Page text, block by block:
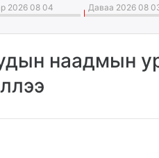
2026 08 04 Даваа 2026 08
наадмын